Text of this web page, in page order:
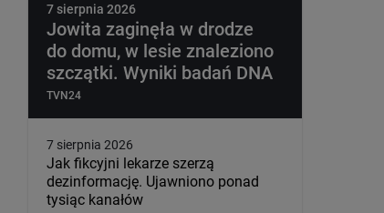
7 sierpnia 2026
Jowita zaginęła w drodze
do domu, w lesie znaleziono
szczątki. Wyniki badań DNA
TVN24
7 sierpnia 2026
Jak fikcyjni lekarze szerzą
dezinformację. Ujawniono ponad
tysiąc kanałów